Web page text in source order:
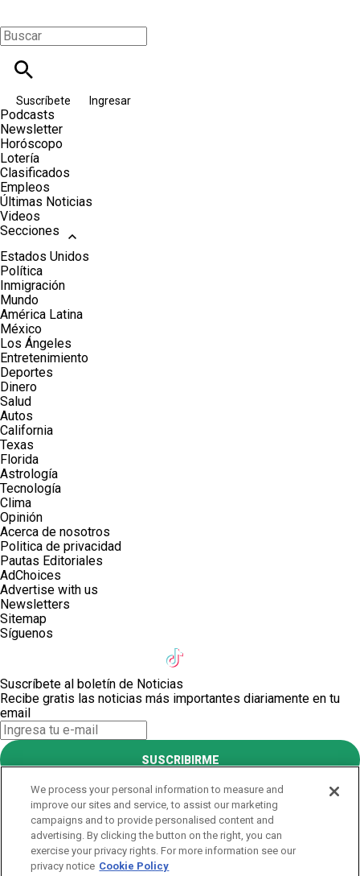
Suscríbete Ingresar
Podcasts
Newsletter
Horóscopo
Lotería
Clasificados
Empleos
Últimas Noticias
Videos
Secciones
Estados Unidos
Política
Inmigración
Mundo
América Latina
México
Los Ángeles
Entretenimiento
Deportes
Dinero
Salud
Autos
California
Texas
Florida
Astrología
Tecnología
Clima
Opinión
Acerca de nosotros
Politica de privacidad
Pautas Editoriales
AdChoices
Advertise with us
Newsletters
Sitemap
Síguenos
Suscríbete al boletín de Noticias
Recibe gratis las noticias más importantes diariamente en tu
email
SUSCRIBIRME
Este sitio está protegido por reCAPTCHA y Google
Política de
privacidady Se aplican lasCondiciones de servicio
¡Muchas gracias!
Suscríbete al boletín de Noticias
We process your personal information to measure and
improve our sites and service, to assist our marketing
campaigns and to provide personalised content and
advertising. By clicking the button on the right, you can
exercise your privacy rights. For more information see our
privacy notice Cookie Policy